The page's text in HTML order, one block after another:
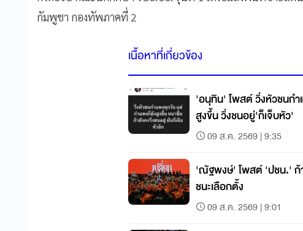
กัมพูชา กองทัพภาคที่ 2
เนื้อหาที่เกี่ยวข้อง
'อนุทิน' โพสต์ วิ่งหัวชนก
สูงขึ้น วิ่งชนอยู่'ก็เจ็บหัว'
09 ส.ค. 2569 | 9:35
'ณัฐพงษ์' โพสต์ 'ปชน.' ก้
ชนะเลือกตั้ง
09 ส.ค. 2569 | 9:01